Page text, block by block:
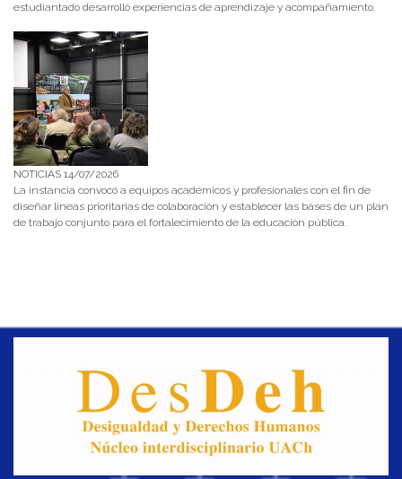
estudiantado desarrolló experiencias de aprendizaje y acompañamiento.
NOTICIAS 14/07/2026
La instancia convocó a equipos académicos y profesionales con el fin de
diseñar líneas prioritarias de colaboración y establecer las bases de un plan
de trabajo conjunto para el fortalecimiento de la educación pública.